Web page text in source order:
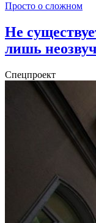
Просто о сложном
Не
лишь
Спецпроект